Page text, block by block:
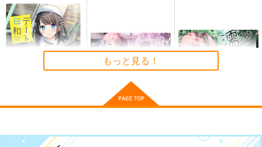
891円（税込）
くるみ
サンプル サンプル
作品詳細
サンプル
5年目の放課後
5年目の放課後
5年目の放課後
もっと見る！